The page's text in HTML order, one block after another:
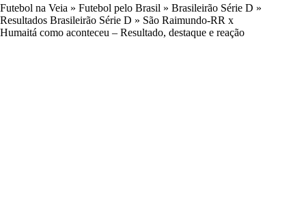
Futebol na Veia » Futebol pelo Brasil » Brasileirão Série D »
Resultados Brasileirão Série D » São Raimundo-RR x
Humaitá como aconteceu – Resultado, destaque e reação